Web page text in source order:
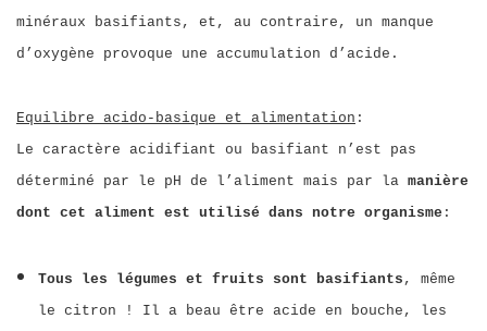
minéraux basifiants, et, au contraire, un manque
d’oxygène provoque une accumulation d’acide.
Equilibre acido-basique et alimentation :
Le caractère acidifiant ou basifiant n’est pas
déterminé par le pH de l’aliment mais par la manière
dont cet aliment est utilisé dans notre organisme :
Tous les légumes et fruits sont basifiants , même
le citron ! Il a beau être acide en bouche, les